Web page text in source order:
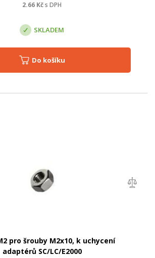
2.66 Kčs DPH
SKLADEM
Do košíku
pro šrouby M2x10, k uchycení
adaptérů SC/LC/E2000